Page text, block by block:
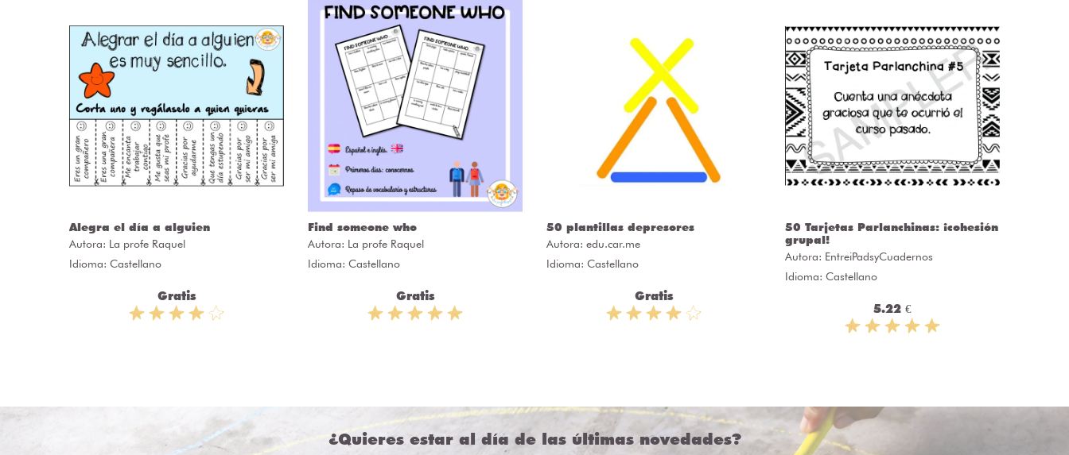
Alegra el día a alguien
Autora: La profe Raquel
Idioma: Castellano
Gratis
Find someone who
Autora: La profe Raquel
Idioma: Castellano
Gratis
50 plantillas depresores
Autora: edu.car.me
Idioma: Castellano
Gratis
50 Tarjetas Parlanchinas: ¡cohesión
grupal!
Autora: EntreiPadsyCuadernos
Idioma: Castellano
5.22 €
¿Quieres estar al día de las últimas novedades?